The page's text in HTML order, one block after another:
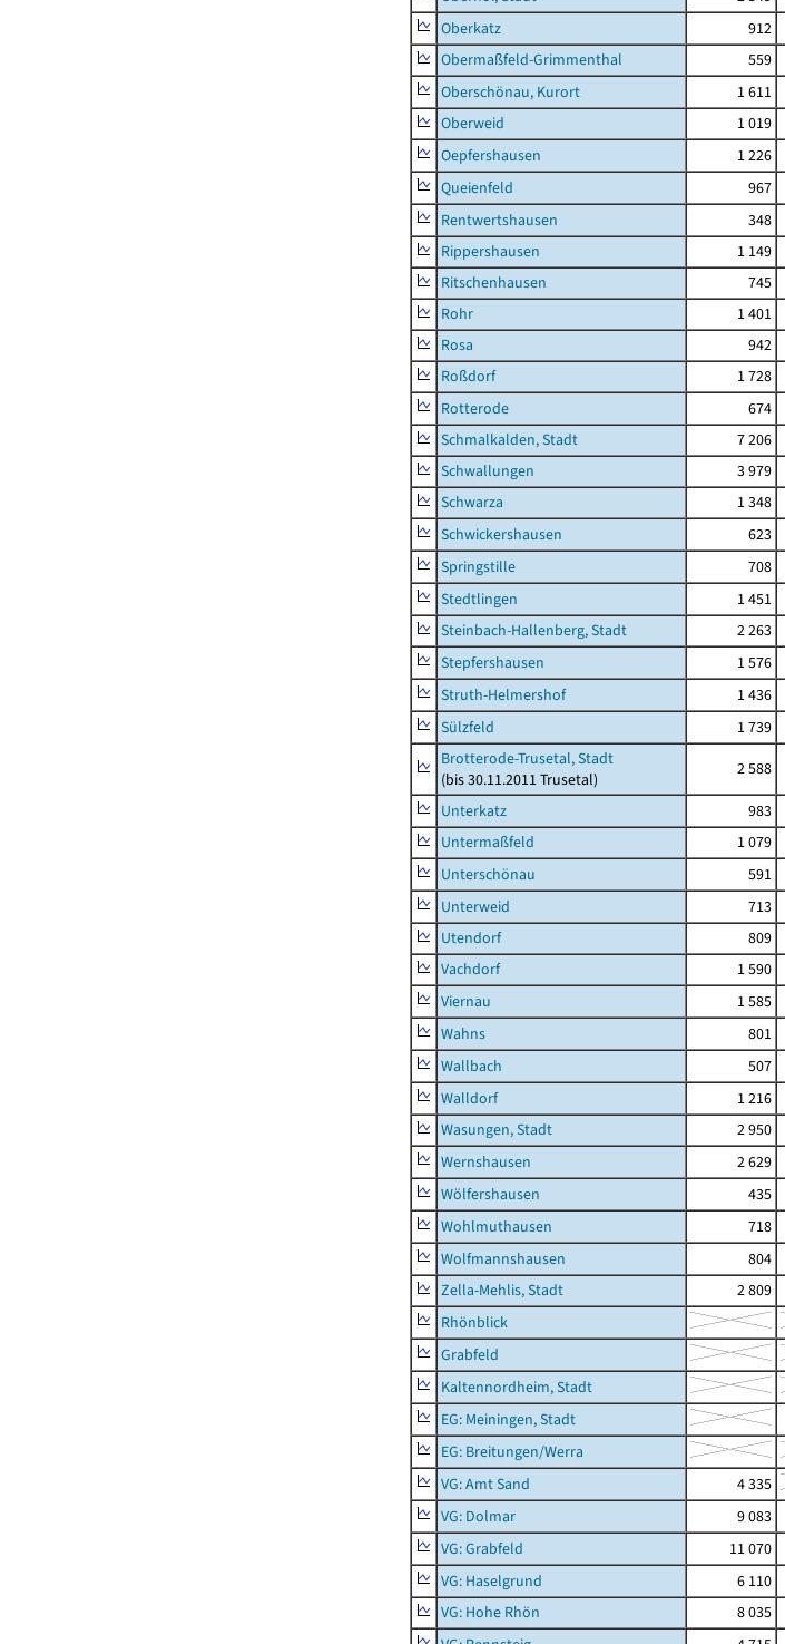
Oberkatz
912
Obermaßfeld-Grimmenthal
559
Oberschönau, Kurort
1 611
Oberweid
1 019
Oepfershausen
1 226
Queienfeld
967
Rentwertshausen
348
Rippershausen
1 149
Ritschenhausen
745
Rohr
1 401
Rosa
942
Roßdorf
1 728
Rotterode
674
Schmalkalden, Stadt
7 206
Schwallungen
3 979
Schwarza
1 348
Schwickershausen
623
Springstille
708
Stedtlingen
1 451
Steinbach-Hallenberg, Stadt
2 263
Stepfershausen
1 576
Struth-Helmershof
1 436
Sülzfeld
1 739
Brotterode-Trusetal, Stadt
(bis 30.11.2011 Trusetal)
2 588
Unterkatz
983
Untermaßfeld
1 079
Unterschönau
591
Unterweid
713
Utendorf
809
Vachdorf
1 590
Viernau
1 585
Wahns
801
Wallbach
507
Walldorf
1 216
Wasungen, Stadt
2 950
Wernshausen
2 629
Wölfershausen
435
Wohlmuthausen
718
Wolfmannshausen
804
Zella-Mehlis, Stadt
2 809
Rhönblick
Grabfeld
Kaltennordheim, Stadt
EG: Meiningen, Stadt
EG: Breitungen/Werra
VG: Amt Sand
4 335
VG: Dolmar
9 083
VG: Grabfeld
11 070
VG: Haselgrund
6 110
VG: Hohe Rhön
8 035